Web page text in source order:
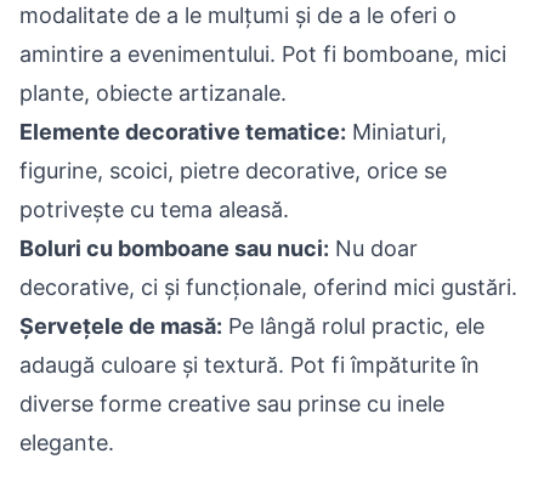
modalitate de a le mulțumi și de a le oferi o
amintire a evenimentului. Pot fi bomboane, mici
plante, obiecte artizanale.
Elemente decorative tematice: Miniaturi,
figurine, scoici, pietre decorative, orice se
potrivește cu tema aleasă.
Boluri cu bomboane sau nuci: Nu doar
decorative, ci și funcționale, oferind mici gustări.
Șervețele de masă: Pe lângă rolul practic, ele
adaugă culoare și textură. Pot fi împăturite în
diverse forme creative sau prinse cu inele
elegante.